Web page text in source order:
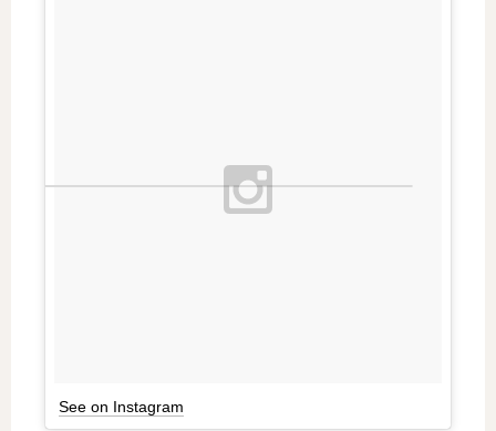
See on Instagram